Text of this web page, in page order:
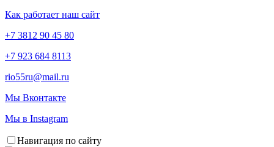
Как работает наш сайт
+7 3812 90 45 80
+7 923 684 8113
rio55ru@mail.ru
Мы Вконтакте
Мы в Instagram
Навигация по сайту